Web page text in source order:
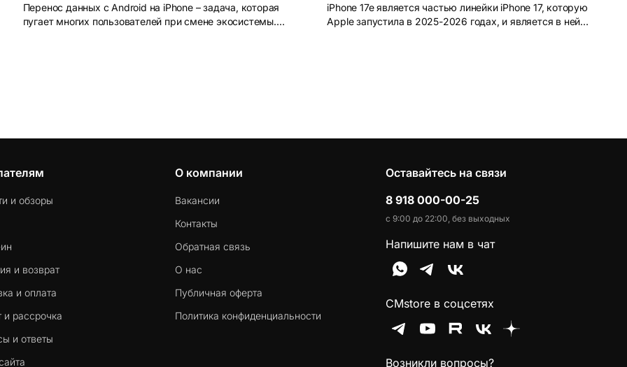
Перенос данных с Android на iPhone – задача, которая
пугает многих пользователей при смене экосистемы.
iPhone 17e является частью линейки iPhone 17, которую
Apple запустила в 2025-2026 годах, и является в ней
и обзоры
и возврат
и оплата
и рассрочка
и ответы
О компании
Вакансии
Контакты
Обратная связь
О нас
Публичная оферта
Политика конфиденциальности
Оставайтесь на связи
8 918 000-00-25
с 9:00 до 22:00, без выходных
Напишите нам в чат
CMstore в соцсетях
Возникли вопросы?